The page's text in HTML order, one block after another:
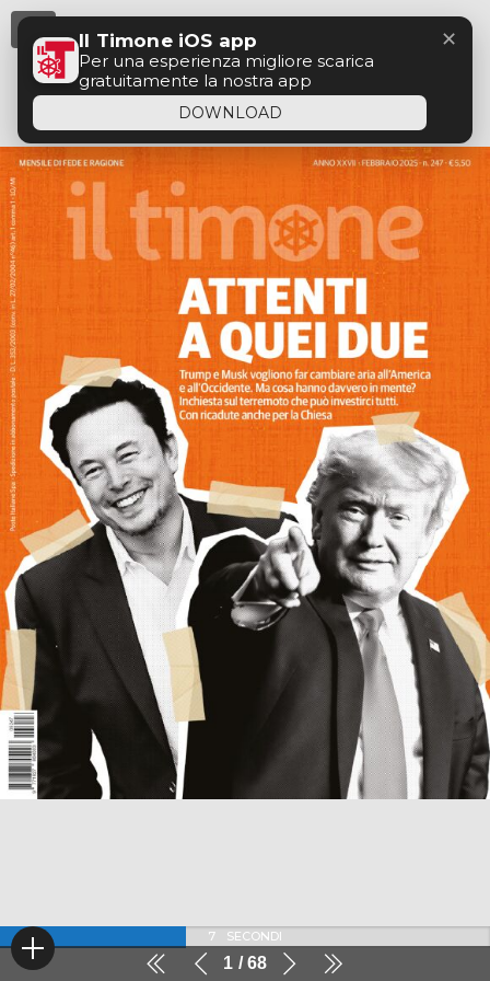
1 68
7 SECONDI
Il Timone iOS app
Per una esperienza migliore scarica
gratuitamente la nostra app
DOWNLOAD
✕
Menu